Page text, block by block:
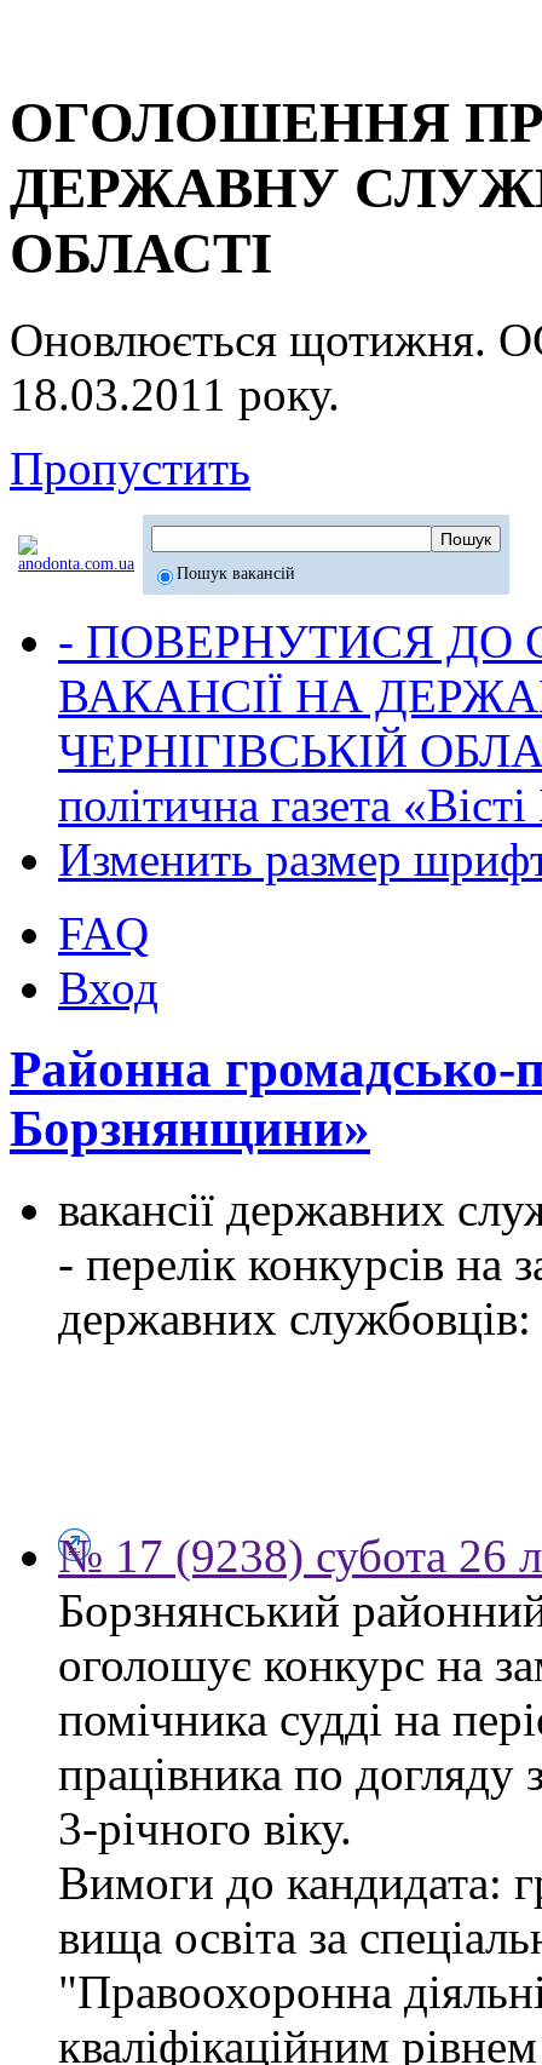
ОГОЛОШЕННЯ
ДЕРЖАВНУ
ОБЛАСТІ
Оновлюється
18.03.2011 року.
Пропустить
Пошук вакансій
- ПОВЕРНУТИСЯ ДО
ВАКАНСІЇ НА
ЧЕРНІГІВСЬКІЙ
політична газета
Изменить размер
FAQ
Вход
Районна громадсько-
Борзнянщини»
вакансії державних
- перелік конкурсів на
державних службовців:
№ 17 (9238) субота 26
Борзнянський районний
оголошує конкурс на
помічника судді на
працівника по
3-річного віку.
Вимоги до кандидата:
вища освіта за
"Правоохоронна
кваліфікаційним